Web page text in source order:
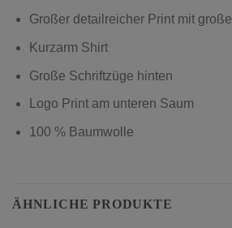
Großer detailreicher Print mit
Kurzarm Shirt
Große Schriftzüge hinten
Logo Print am unteren Saum
100 % Baumwolle
ÄHNLICHE PRODUKTE